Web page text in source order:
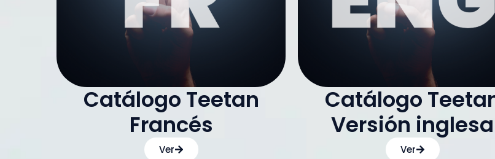
Catálogo Teetan
Francés
Ver
Catálogo
Versión inglesa
Ver